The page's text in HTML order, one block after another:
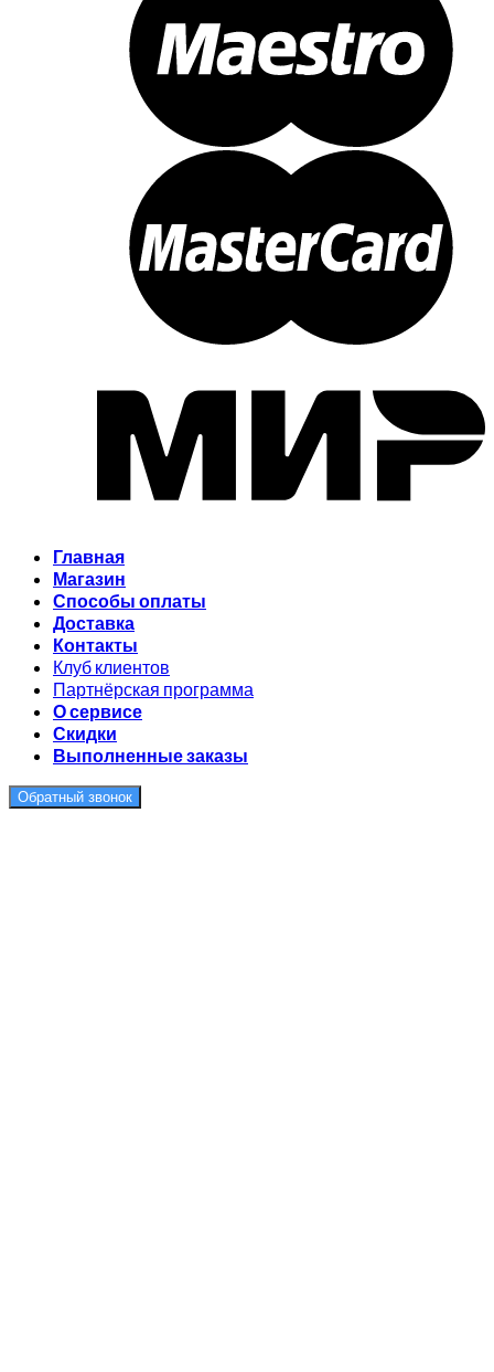
Главная
Магазин
Способы оплаты
Доставка
Контакты
Клуб клиентов
Партнёрская программа
О сервисе
Скидки
Выполненные заказы
Обратный звонок